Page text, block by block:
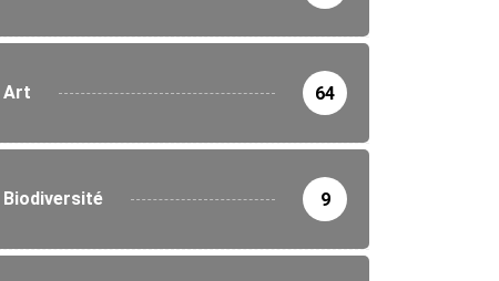
Art 64
Biodiversité 9